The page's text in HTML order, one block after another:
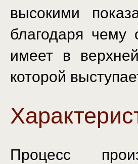
высокими
благодаря чему
имеет в
которой
Процесс